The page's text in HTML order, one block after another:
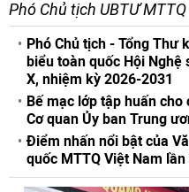
Phó Chủ tịch UBTƯ
Phó Chủ tịch - Tổng Thư
biểu toàn quốc Hội Nghệ
X, nhiệm kỳ 2026-2031
Bế mạc lớp tập huấn
Cơ quan Ủy ban Trung
Điểm nhấn nổi bật của
quốc MTTQ Việt Nam